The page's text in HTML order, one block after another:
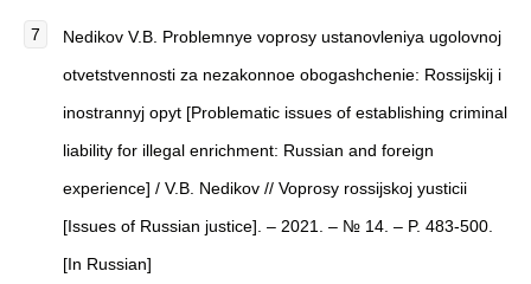
Nedikov V.B. Problemnye voprosy ustanovleniya ugolovnoj
otvetstvennosti za nezakonnoe obogashchenie: Rossijskij i
inostrannyj opyt [Problematic issues of establishing criminal
liability for illegal enrichment: Russian and foreign
experience] / V.B. Nedikov // Voprosy rossijskoj yusticii
[Issues of Russian justice]. – 2021. – № 14. – P. 483-500.
[In Russian]